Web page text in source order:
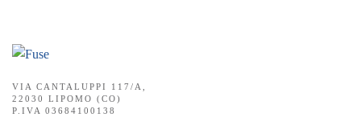
VIA CANTALUPPI 117/A,
22030 LIPOMO (CO)
P.IVA 03684100138